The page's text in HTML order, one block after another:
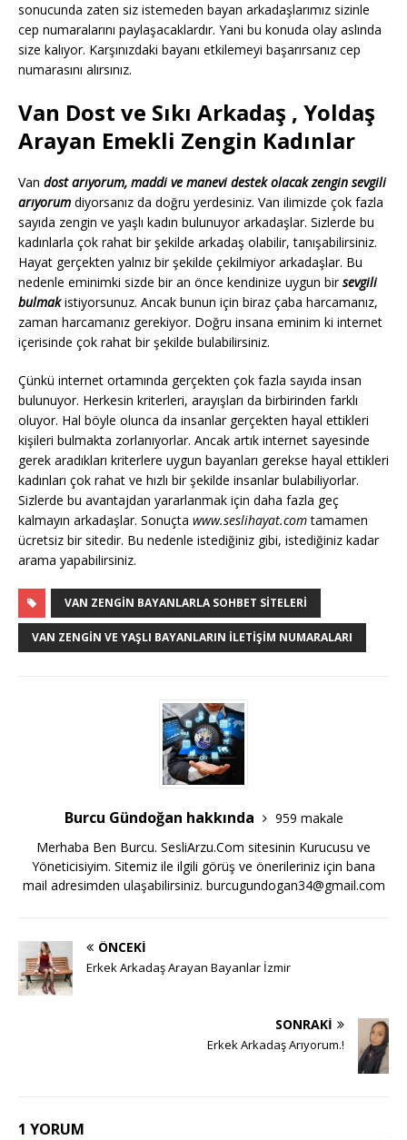
sonucunda zaten siz istemeden bayan arkadaşlarımız sizinle
cep numaralarını paylaşacaklardır. Yani bu konuda olay aslında
size kalıyor. Karşınızdaki bayanı etkilemeyi başarırsanız cep
numarasını alırsınız.
Van Dost ve Sıkı Arkadaş , Yoldaş
Arayan Emekli Zengin Kadınlar
Van dost arıyorum, maddi ve manevi destek olacak zengin sevgili
arıyorum diyorsanız da doğru yerdesiniz. Van ilimizde çok fazla
sayıda zengin ve yaşlı kadın bulunuyor arkadaşlar. Sizlerde bu
kadınlarla çok rahat bir şekilde arkadaş olabilir, tanışabilirsiniz.
Hayat gerçekten yalnız bir şekilde çekilmiyor arkadaşlar. Bu
nedenle eminimki sizde bir an önce kendinize uygun birsevgili
bulmakistiyorsunuz. Ancak bunun için biraz çaba harcamanız,
zaman harcamanız gerekiyor. Doğru insana eminim ki internet
içerisinde çok rahat bir şekilde bulabilirsiniz.
Çünkü internet ortamında gerçekten çok fazla sayıda insan
bulunuyor. Herkesin kriterleri, arayışları da birbirinden farklı
oluyor. Hal böyle olunca da insanlar gerçekten hayal ettikleri
kişileri bulmakta zorlanıyorlar. Ancak artık internet sayesinde
gerek aradıkları kriterlere uygun bayanları gerekse hayal ettikleri
kadınları çok rahat ve hızlı bir şekilde insanlar bulabiliyorlar.
Sizlerde bu avantajdan yararlanmak için daha fazla geç
kalmayın arkadaşlar. Sonuçta www.seslihayat.comtamamen
ücretsiz bir sitedir. Bu nedenle istediğiniz gibi, istediğiniz kadar
arama yapabilirsiniz.
VAN ZENGIN BAYANLARLA SOHBET SITELERI
VAN ZENGIN VE YAŞLI BAYANLARIN İLETIŞIM NUMARALARI
Burcu Gündoğan hakkında
959 makale
Merhaba Ben Burcu. SesliArzu.Com sitesinin Kurucusu ve
Yöneticisiyim. Sitemiz ile ilgili görüş ve önerileriniz için bana
mail adresimden ulaşabilirsiniz. burcugundogan34@gmail.com
ÖNCEKI
Erkek Arkadaş Arayan Bayanlar İzmir
SONRAKI
Erkek Arkadaş Arıyorum.!
1 YORUM